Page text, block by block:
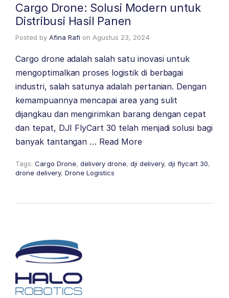
Cargo Drone: Solusi Modern untuk
Distribusi Hasil Panen
Posted by Afina Rafi on Agustus 23, 2024
Cargo drone adalah salah satu inovasi untuk
mengoptimalkan proses logistik di berbagai
industri, salah satunya adalah pertanian. Dengan
kemampuannya mencapai area yang sulit
dijangkau dan mengirimkan barang dengan cepat
dan tepat, DJI FlyCart 30 telah menjadi solusi bagi
banyak tantangan … Read More
Tags: Cargo Drone, delivery drone, dji delivery, dji flycart 30,
drone delivery, Drone Logistics